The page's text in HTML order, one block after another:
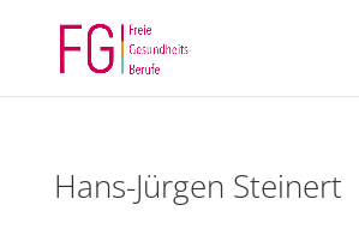
Hans-Jürgen Steinert